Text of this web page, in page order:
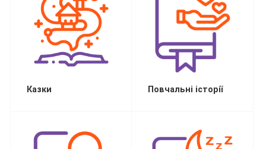
Казки Повчальні історії